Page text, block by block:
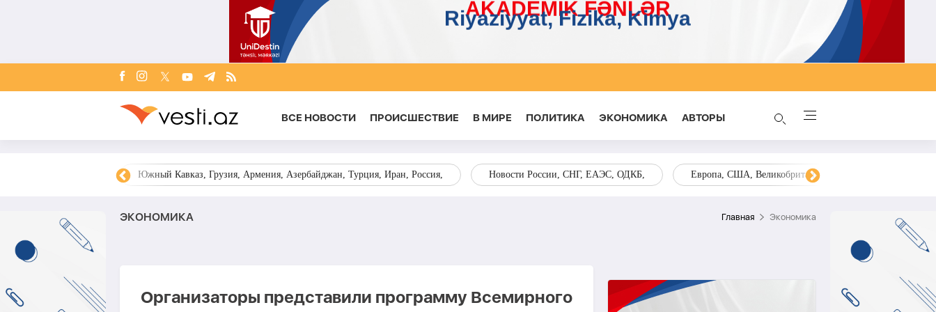
ВСЕ НОВОСТИ ПРОИСШЕСТВИЕ В МИРЕ ПОЛИТИКА ЭКОНОМИКА AВТОРЫ
Южный Кавказ, Грузия, Армения, Азербайджан, Турция, Иран, Россия, Новости России, СНГ, ЕАЭС, ОДКБ, Европа, США, Великобритания, Украина, Запад,
ЭКОНОМИКА Главная Экономика
Организаторы представили программу Всемирного